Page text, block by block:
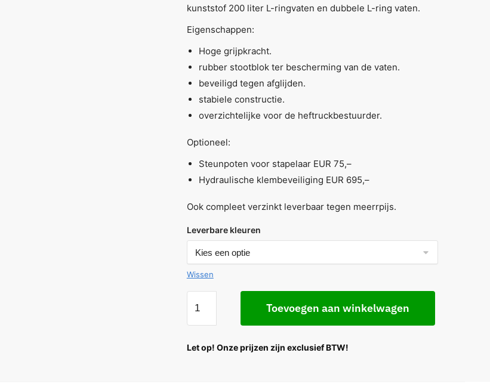
kunststof 200 liter L-ringvaten en dubbele L-ring vaten.
Eigenschappen:
Hoge grijpkracht.
rubber stootblok ter bescherming van de vaten.
beveiligd tegen afglijden.
stabiele constructie.
overzichtelijke voor de heftruckbestuurder.
Optioneel:
Steunpoten voor stapelaar EUR 75,–
Hydraulische klembeveiliging EUR 695,–
Ook compleet verzinkt leverbaar tegen meerrpijs.
Leverbare kleuren
Wissen
Toevoegen aan winkelwagen
Let op! Onze prijzen zijn exclusief BTW!